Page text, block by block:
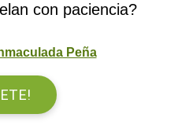
con paciencia?
Peña